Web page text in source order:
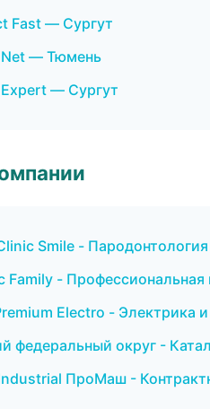
Fast — Сургут
— Тюмень
— Сургут
Smile -
- Профессиональная
Electro - Электрика
федеральный округ -
ПроМаш -